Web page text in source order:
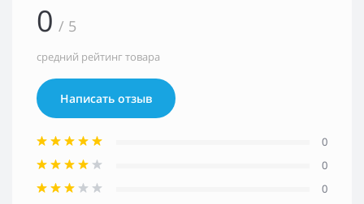
0 / 5
средний рейтинг товара
Написать отзыв
0
0
0